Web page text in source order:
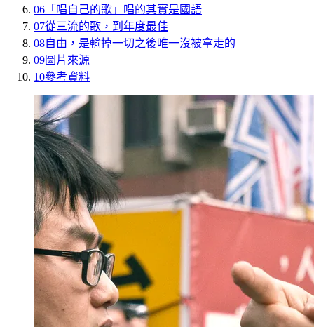
06 「唱自己的歌」唱的其實是國語
07從三流的歌，到年度最佳
08自由，是輸掉一切之後唯一沒被拿走的
09圖片來源
10參考資料